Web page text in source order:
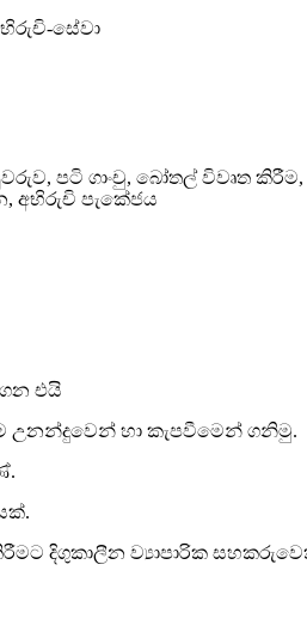
පටි ගාංචු, බෝතල් විවෘත
අභිරුචි පැකේජය
එයි
උනන්දුවෙන් හා කැපවීමෙන් ගනිමු.
දිගුකාලීන ව්‍යාපාරික